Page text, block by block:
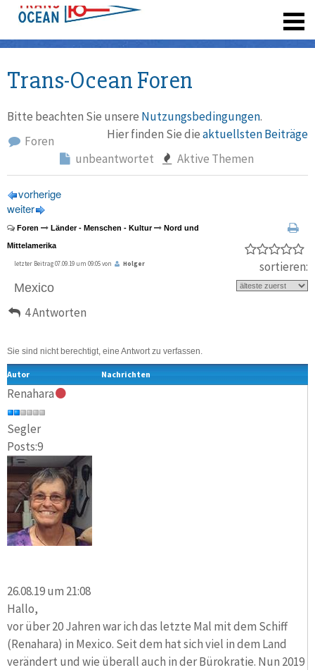
Trans-Ocean Foren
Bitte beachten Sie unsere Nutzungsbedingungen.
Hier finden Sie dieaktuellsten Beiträge
Foren
unbeantwortet
Aktive Themen
vorherige
weiter
Foren Länder - Menschen - Kultur Nord und
Mittelamerika
letzter Beitrag 07.09.19 um 09:05 von Holger
Mexico
4 Antworten
sortieren:
Sie sind nicht berechtigt, eine Antwort zu verfassen.
Autor Nachrichten
Renahara
Segler
Posts:9
26.08.19 um 21:08
Hallo,
vor über 20 Jahren war ich das letzte Mal mit dem Schiff
(Renahara) in Mexico. Seit dem hat sich viel in dem Land
verändert und wie überall auch in der Bürokratie. Nun 2019